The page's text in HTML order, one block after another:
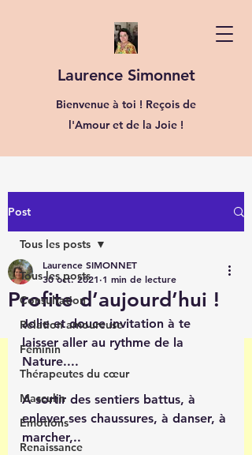
Laurence Simonnet
Bienvenue à toi ! Reçois de
l'Amour et de la Joie !
Post
Tous les posts
Consultation
Relation amoureuse
Féminin
Thérapeutes du cœur
Masculin
Émotions
Renaissance
Tous les posts
Profite d’aujourd’hui !
Laurence SIMONNET
30 oct. 2021 1 min de lecture
Jolie et douce invitation à te
laisser aller au rythme de la
Nature....
A sortir des sentiers battus, à
enlever ses chaussures, à danser, à
marcher,..